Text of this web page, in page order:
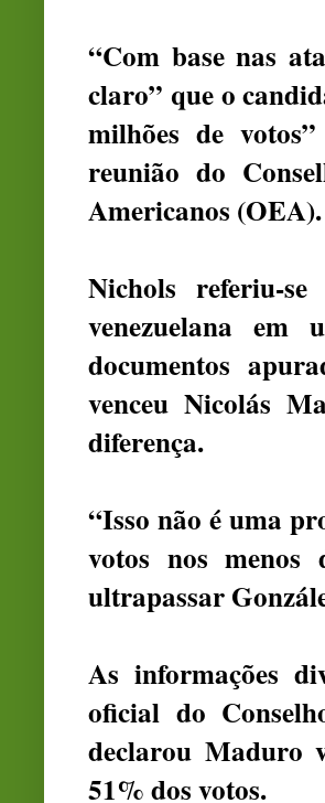
“Com base nas
claro” que o
milhões de
reunião do
Americanos (OEA).
Nichols referiu-
venezuelana
documentos
venceu Nicolás
diferença.
“Isso não é uma
votos nos menos
ultrapassar
As informações
oficial do
declarou Maduro
51% dos votos.